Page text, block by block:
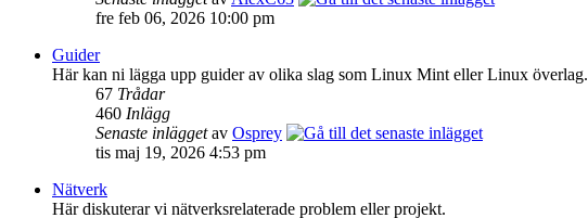
fre feb 06, 2026 10:00 pm
Guider
Här kan ni lägga upp guider av olika slag som Linux Mint eller Linux överlag.
67 Trådar
460 Inlägg
Senaste inläggetav Osprey
tis maj 19, 2026 4:53 pm
Nätverk
Här diskuterar vi nätverksrelaterade problem eller projekt.